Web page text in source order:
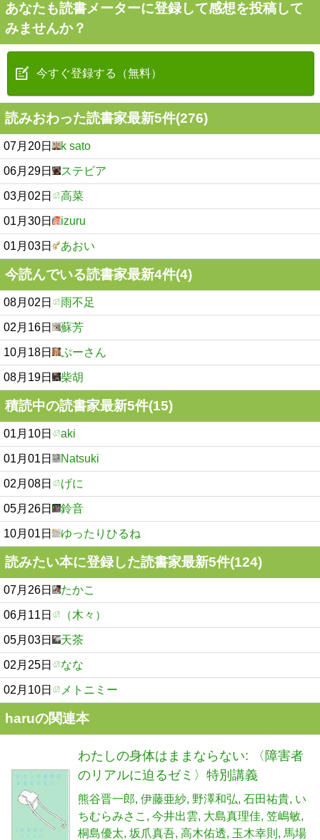
あなたも読書メーターに登録して感想を投稿して
みませんか？
今すぐ登録する（無料）
読みおわった読書家最新5件(276)
07月20日 k sato
06月29日 ステビア
03月02日 高菜
01月30日 izuru
01月03日 あおい
今読んでいる読書家最新4件(4)
08月02日 雨不足
02月16日 蘇芳
10月18日 ぷーさん
08月19日 柴胡
積読中の読書家最新5件(15)
01月10日 aki
01月01日 Natsuki
02月08日 げに
05月26日 鈴音
10月01日 ゆったりひるね
読みたい本に登録した読書家最新5件(124)
07月26日 たかこ
06月11日 （木々）
05月03日 天茶
02月25日 なな
02月10日 メトニミー
haruの関連本
わたしの身体はままならない: 〈障害者
のリアルに迫るゼミ〉特別講義
熊谷晋一郎 伊藤亜紗 野澤和弘 石田祐貴 い
ちむらみさこ
今井出雲 大島真理佳 笠嶋敏
桐島優太 坂爪真吾 高木佑透 玉木幸則
馬場